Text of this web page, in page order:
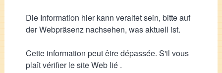
Die Information hier kann veraltet sein, bitte auf
der Webpräsenz nachsehen, was aktuell ist.
Cette information peut être dépassée. S'il vous
plaît vérifier le site Web lié .